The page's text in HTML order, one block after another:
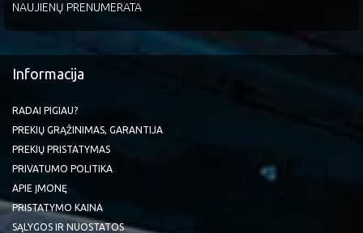
NAUJIENŲ PRENUMERATA
Informacija
RADAI PIGIAU?
PREKIŲ GRĄŽINIMAS, GARANTIJA
PREKIŲ PRISTATYMAS
PRIVATUMO POLITIKA
APIE ĮMONĘ
PRISTATYMO KAINA
SĄLYGOS IR NUOSTATOS